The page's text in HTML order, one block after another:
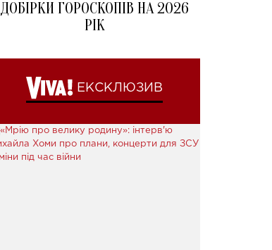
ДОБІРКИ ГОРОСКОПІВ НА 2026
РІК
ЕКСКЛЮЗИВ